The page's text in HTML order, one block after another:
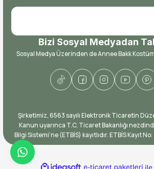
Bizi Sosyal Medyadan
Sosyal Medya Üzerinden de Annee Bakk
​Şirketimiz, 6563 sayılı Elektronik Ticaretin
Kanun uyarınca T.C. Ticaret Bakanlığı
Bilgi Sistemi’ne (ETBİS) kayıtlıdır. ETBİS Kayıt
ideasoft e-